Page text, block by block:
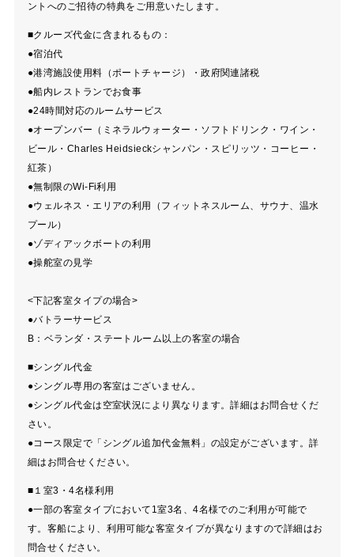
ントへのご招待の特典をご用意いたします。
■クルーズ代金に含まれるもの：
●宿泊代
●港湾施設使用料（ポートチャージ）・政府関連諸税
●船内レストランでお食事
●24時間対応のルームサービス
●オープンバー（ミネラルウォーター・ソフトドリンク・ワイン・
ビール・Charles Heidsieckシャンパン・スピリッツ・コーヒー・
紅茶）
●無制限のWi-Fi利用
●ウェルネス・エリアの利用（フィットネスルーム、サウナ、温水
プール）
●ゾディアックボートの利用
●操舵室の見学
<下記客室タイプの場合>
●バトラーサービス
B：ベランダ・ステートルーム以上の客室の場合
■シングル代金
●シングル専用の客室はございません。
●シングル代金は空室状況により異なります。詳細はお問合せくだ
さい。
●コース限定で「シングル追加代金無料」の設定がございます。詳
細はお問合せください。
■１室3・4名様利用
●一部の客室タイプにおいて1室3名、4名様でのご利用が可能で
す。客船により、利用可能な客室タイプが異なりますので詳細はお
問合せください。